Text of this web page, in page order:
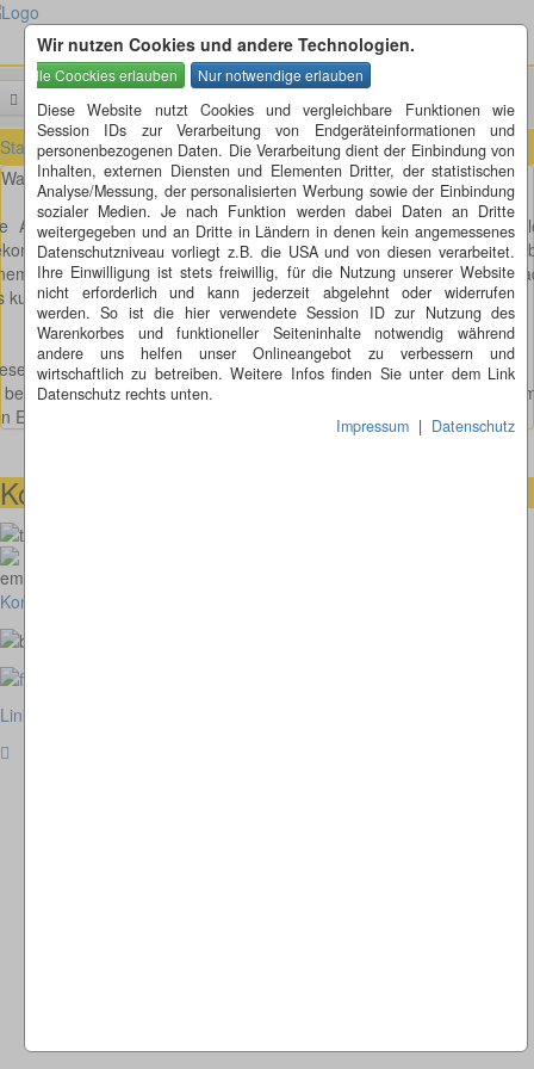
Wir nutzen Cookies und andere Technologien.
Diese Website nutzt Cookies und vergleichbare Funktionen wie
Session IDs zur Verarbeitung von Endgeräteinformationen und
personenbezogenen Daten. Die Verarbeitung dient der Einbindung von
Inhalten, externen Diensten und Elementen Dritter, der statistischen
Analyse/Messung, der personalisierten Werbung sowie der Einbindung
sozialer Medien. Je nach Funktion werden dabei Daten an Dritte
weitergegeben und an Dritte in Ländern in denen kein angemessenes
Datenschutzniveau vorliegt z.B. die USA und von diesen verarbeitet.
Ihre Einwilligung ist stets freiwillig, für die Nutzung unserer Website
nicht erforderlich und kann jederzeit abgelehnt oder widerrufen
werden. So ist die hier verwendete Session ID zur Nutzung des
Warenkorbes und funktioneller Seiteninhalte notwendig während
andere uns helfen unser Onlineangebot zu verbessern und
wirtschaftlich zu betreiben. Weitere Infos finden Sie unter dem Link
Datenschutz rechts unten.
Impressum | Datenschutz
Startseite » Leserbriefe » Elton John darf nicht nach Aalen
Warum Zweifel?
Aussage, dass man daran zweifelt, dass Elton John nach
wäre, kann ich nicht nachvollziehen. Ich war im Jahr 2000
Konzert von Elton John in Künzelsau, das ja nun auch nicht
kulturelle Hochburg bekannt ist.
Leserbrief von mir erschien am 20.11.2007 in der Schwäpo
bezieht sich darauf, dass die Stadt Aalen einen geplanten
Elton John abgesagt hat.
Kontaktmöglichkeiten
Kontakt
Link zur klassischen Website